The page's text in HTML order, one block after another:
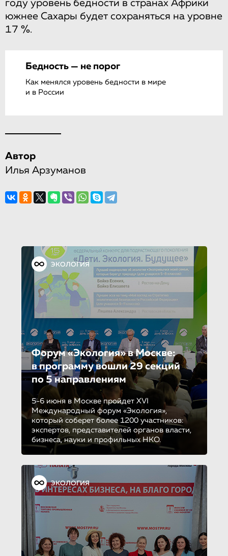
году уровень бедности в странах Африки
южнее Сахары будет сохраняться на уровне
17 %.
Бедность — не порог
Как менялся уровень бедности в мире
и в России
Автор
Илья Арзуманов
ЭКОЛОГИЯ
Форум «Экология» в Москве:
в программу вошли 29 секций
по 5 направле­ни­ям
5-6 июня в Москве пройдет XVI
Международный форум «Экология»,
который соберет более 1200 участников:
экспертов, представителей органов власти,
бизнеса, науки и профильных НКО.
ЭКОЛОГИЯ